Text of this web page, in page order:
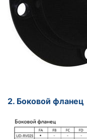
2. Боковой фланец